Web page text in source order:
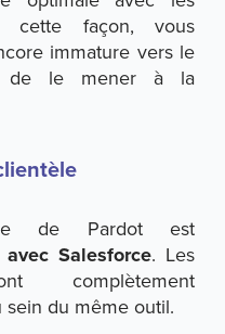
cette façon, vous
immature vers le
de le mener à la
de Pardot est
Salesforce. Les
complètement
du même outil.